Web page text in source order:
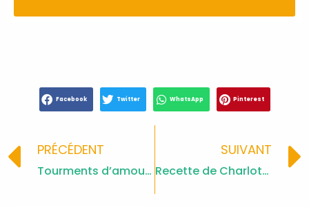
Facebook Twitter WhatsApp Pinterest
Prev
PRÉCÉDENT
Tourments d’amour à l’ananas
SUIVANT
Recette de Charlotte aux Fraises Facile